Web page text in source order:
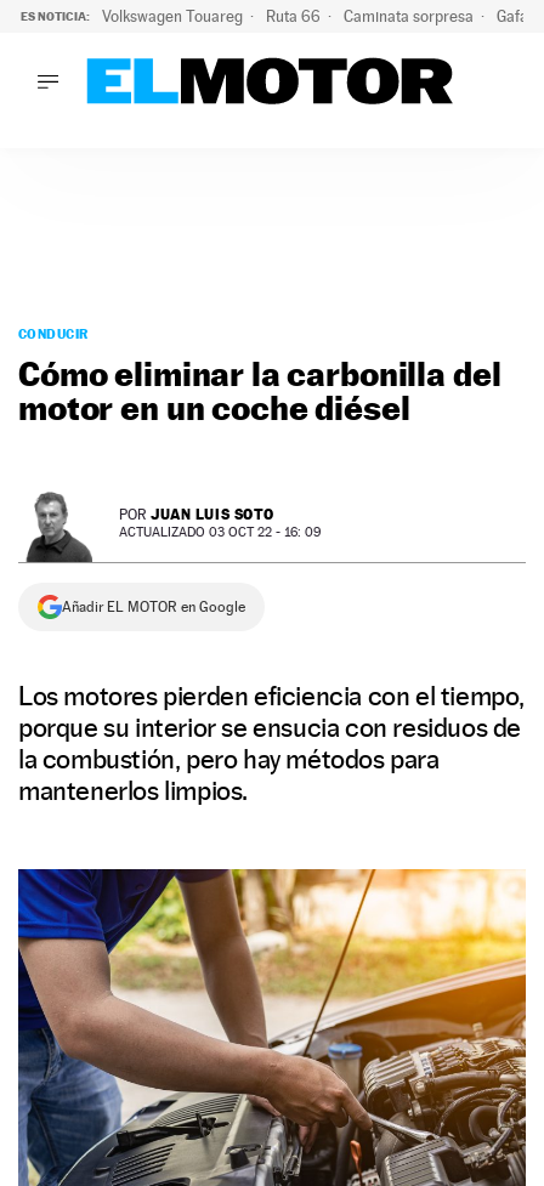
ES NOTICIA: Volkswagen Touareg Ruta 66 Caminata sorpresa Gafas
PODCAST
MOTOS
TECNOLOGÍA
PREMIOS
SERVICIOS
CONDUCIR
Cómo eliminar la carbonilla del
motor en un coche diésel
POR JUAN LUIS SOTO
ACTUALIZADO 03 OCT 22 - 16: 09
Añadir EL MOTOR en Google
Los motores pierden eficiencia con el tiempo,
porque su interior se ensucia con residuos de
la combustión, pero hay métodos para
mantenerlos limpios.